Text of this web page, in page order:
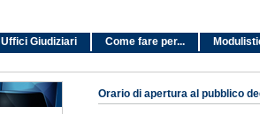
Uffici Giudiziari Come fare per...
Orario di apertura al pubblico